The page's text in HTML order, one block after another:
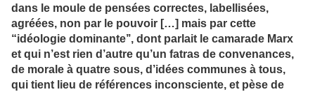
dans le moule de pensées correctes, labellisées,
agréées, non par le pouvoir […] mais par cette
“idéologie dominante’’, dont parlait le camarade Marx
et qui n’est rien d’autre qu’un fatras de convenances,
de morale à quatre sous, d’idées communes à tous,
qui tient lieu de références inconsciente, et pèse de